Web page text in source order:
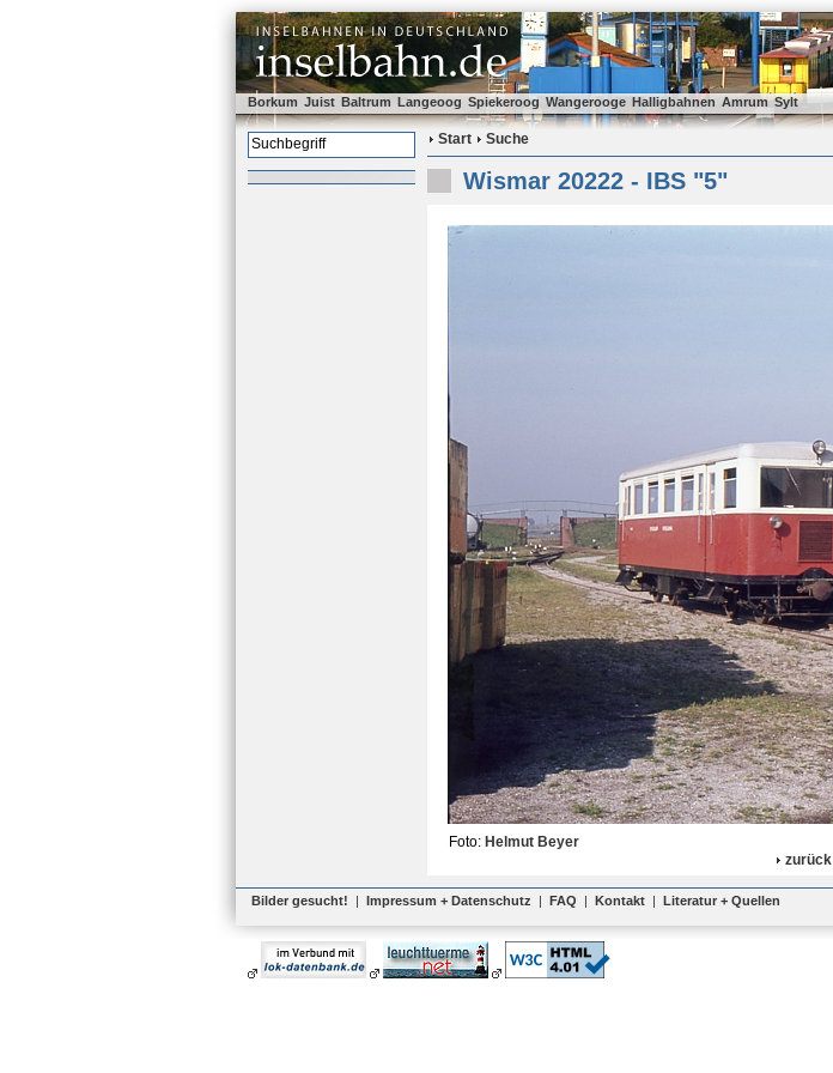
Borkum Juist Baltrum Langeoog Spiekeroog Wangerooge Halligbahnen Amrum Sylt
Start Suche
Wismar 20222 - IBS "5"
Foto: Helmut Beyer
zurück
Bilder gesucht! | Impressum + Datenschutz | FAQ | Kontakt | Literatur + Quellen